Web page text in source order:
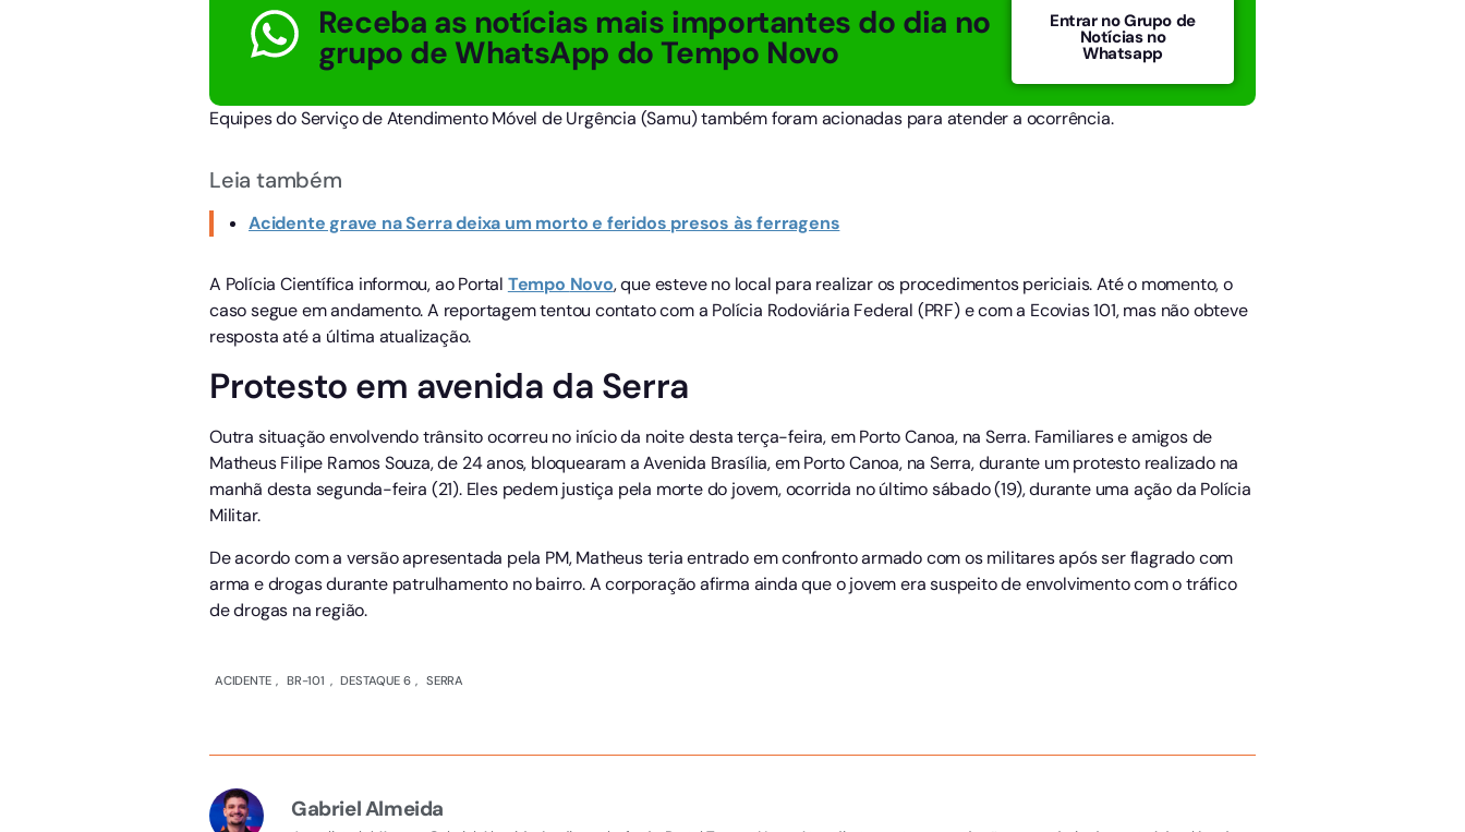
Receba as notícias mais importantes do dia no
grupo de WhatsApp do Tempo Novo
Entrar no Grupo de
Notícias no
Whatsapp
Equipes do Serviço de Atendimento Móvel de Urgência (Samu) também foram acionadas para atender a ocorrência.
Leia também
Acidente grave na Serra deixa um morto e feridos presos às ferragens
A Polícia Científica informou, ao Portal Tempo Novo, que esteve no local para realizar os procedimentos periciais. Até o momento, o
caso segue em andamento. A reportagem tentou contato com a Polícia Rodoviária Federal (PRF) e com a Ecovias 101, mas não obteve
resposta até a última atualização.
Protesto em avenida da Serra
Outra situação envolvendo trânsito ocorreu no início da noite desta terça-feira, em Porto Canoa, na Serra. Familiares e amigos de
Matheus Filipe Ramos Souza, de 24 anos, bloquearam a Avenida Brasília, em Porto Canoa, na Serra, durante um protesto realizado na
manhã desta segunda-feira (21). Eles pedem justiça pela morte do jovem, ocorrida no último sábado (19), durante uma ação da Polícia
Militar.
De acordo com a versão apresentada pela PM, Matheus teria entrado em confronto armado com os militares após ser flagrado com
arma e drogas durante patrulhamento no bairro. A corporação afirma ainda que o jovem era suspeito de envolvimento com o tráfico
de drogas na região.
ACIDENTE , BR-101 , DESTAQUE 6 , SERRA
Gabriel Almeida